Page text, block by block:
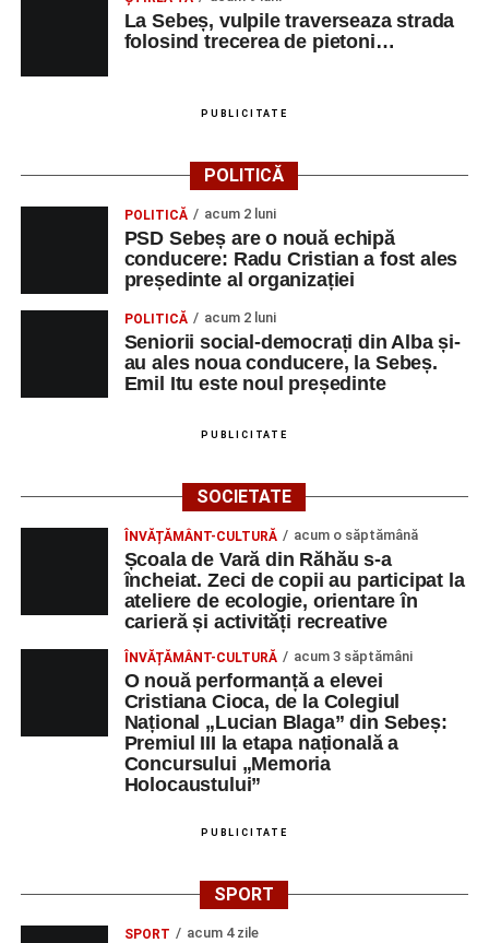
Urmărește-ne pe Google News
Ultimele știri din Sebeș
Primăria Sebeș a decis să reducă intensitatea
iluminatului public pe timpul nopții, în contextul
apelului la economii al Guvernului Bolojan
Duminică, 23 august 2026, Râpa Roșie găzduiește
cea de-a III-a ediție a concursului „CicloAventurier
Primul concert din cadrul String Symphonic Camp
2026 a adus emoție și aplauze la Sebeș
La Sebeș, vulpile traverseaza strada
folosind trecerea de pietoni…
PUBLICITATE
POLITICĂ
POLITICĂ acum 2 luni
PSD Sebeș are o nouă echipă
conducere: Radu Cristian a fost ales
președinte al organizației
POLITICĂ acum 2 luni
Seniorii social-democrați din Alba și-
au ales noua conducere, la Sebeș.
Emil Itu este noul președinte
PUBLICITATE
SOCIETATE
ÎNVĂȚĂMÂNT-CULTURĂ acum o săptămână
Școala de Vară din Răhău s-a
încheiat. Zeci de copii au participat la
ateliere de ecologie, orientare în
carieră și activități recreative
ÎNVĂȚĂMÂNT-CULTURĂ acum 3 săptămâni
O nouă performanță a elevei
Cristiana Cioca, de la Colegiul
Național „Lucian Blaga” din Sebeș:
Premiul III la etapa națională a
Concursului „Memoria
Holocaustului”
PUBLICITATE
SPORT
SPORT acum 4 zile